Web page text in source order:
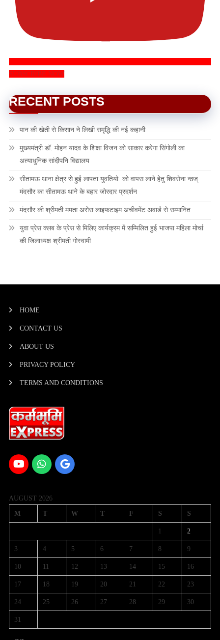
SUBSCRIBE NOW
RECENT POSTS
पान की खेती से किसान ने लिखी समृद्धि की नई कहानी
मुख्यमंत्री डॉ. मोहन यादव के शिक्षा विजन को साकार करेगा सिंगोली का
अत्याधुनिक सांदीपनि विद्यालय
सीतामऊ थाना क्षेत्र से हुई लापता युवतियो को वापस लाने हेतु शिवसेना न्ठज्
मंदसौर का सीतामऊ थाने के बहार जोरदार प्रदर्शन
मंदसौर की श्रीमती ममता अरोरा लाइफटाइम अचीवमेंट अवार्ड से सम्मानित
युवा प्रेस क्लब के प्रेस से मिलिए कार्यक्रम में सम्मिलित हुई भाजपा महिला मोर्चा
की जिलाध्यक्ष श्रीमती गोस्वामी
HOME
CONTACT US
ABOUT US
PRIVACY POLICY
TERMS AND CONDITIONS
AUGUST 2026
M T W T F S S
1 2
3 4 5 6 7 8 9
10 11 12 13 14 15 16
17 18 19 20 21 22 23
24 25 26 27 28 29 30
31